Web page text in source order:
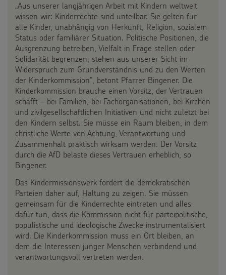
„Aus unserer langjährigen Arbeit mit Kindern weltweit
wissen wir: Kinderrechte sind unteilbar. Sie gelten für
alle Kinder, unabhängig von Herkunft, Religion, sozialem
Status oder familiärer Situation. Politische Positionen, die
Ausgrenzung betreiben, Vielfalt in Frage stellen oder
Solidarität begrenzen, stehen aus unserer Sicht im
Widerspruch zum Grundverständnis und zu den Werten
der Kinderkommission“, betont Pfarrer Bingener. Die
Kinderkommission brauche einen Vorsitz, der Vertrauen
schafft – bei Familien, bei Fachorganisationen, bei Kirchen
und zivilgesellschaftlichen Initiativen und nicht zuletzt bei
den Kindern selbst. Sie müsse ein Raum bleiben, in dem
christliche Werte von Achtung, Verantwortung und
Zusammenhalt praktisch wirksam werden. Der Vorsitz
durch die AfD belaste dieses Vertrauen erheblich, so
Bingener.
Das Kindermissionswerk fordert die demokratischen
Parteien daher auf, Haltung zu zeigen. Sie müssen
gemeinsam für die Kinderrechte eintreten und alles
dafür tun, dass die Kommission nicht für parteipolitische,
populistische und ideologische Zwecke instrumentalisiert
wird. Die Kinderkommission muss ein Ort bleiben, an
dem die Interessen junger Menschen verbindend und
verantwortungsvoll vertreten werden.